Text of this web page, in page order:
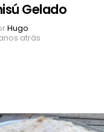
Gelado
Hugo
atrás